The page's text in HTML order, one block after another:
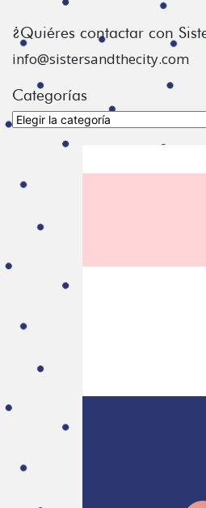
¿Quiéres contactar con
info@sistersandthecity.com
Categorías
Categorías